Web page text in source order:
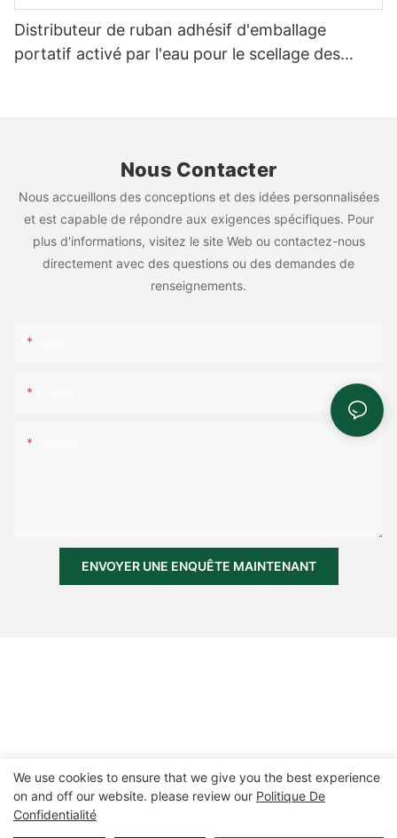
Distributeur de ruban adhésif d'emballage
portatif activé par l'eau pour le scellage des
Nous Contacter
Nous accueillons des conceptions et des idées personnalisées
et est capable de répondre aux exigences spécifiques. Pour
plus d'informations, visitez le site Web ou contactez-nous
directement avec des questions ou des demandes de
renseignements.
ENVOYER UNE ENQUÊTE MAINTENANT
Copyright © 2026 Zhangzhou Air Power Packaging Equipment
We use cookies to ensure that we give you the best experience
on and off our website. please review our Politique De
Confidentialité